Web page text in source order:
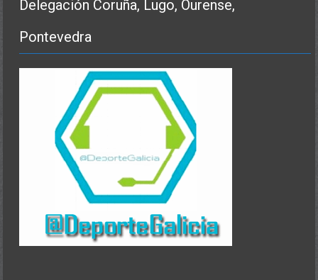
Delegación Coruña, Lugo, Ourense,
Pontevedra